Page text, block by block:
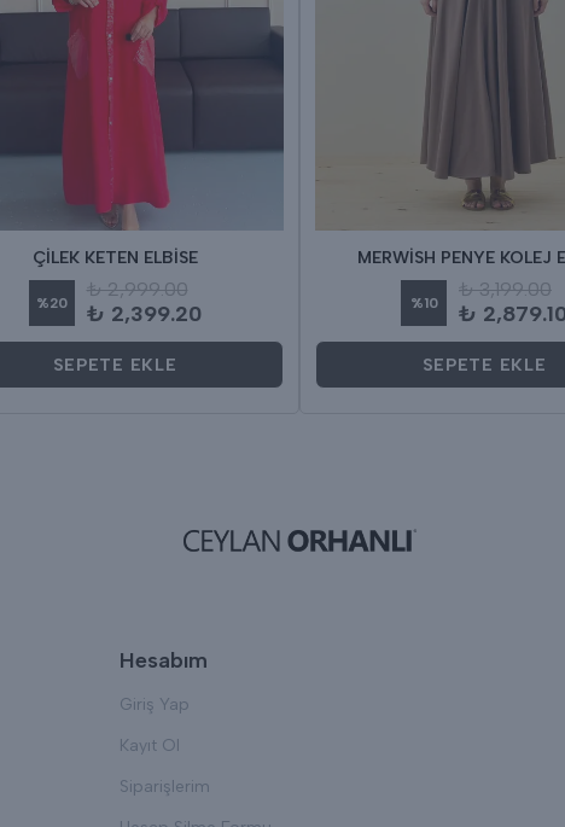
ÇİLEK KETEN ELBİSE
%20
₺ 2,999.00
₺ 2,399.20
SEPETE EKLE
MERWİSH PENYE KOLEJ
%10
₺ 3,199.00
₺
SEPETE EKLE
Hesabım
Giriş Yap
Kayıt Ol
Siparişlerim